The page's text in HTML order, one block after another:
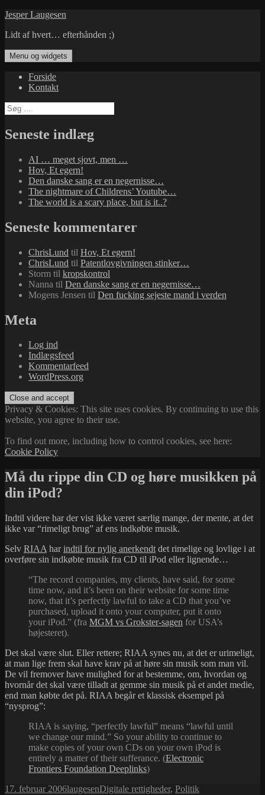
Hop
indhold
Jesper Laugesen
Lidt af hvert… efterhånden ;)
Menu og widgets
Forside
Kontakt
Søg
efter:
Seneste indlæg
AI … meget sjovt, men …
Hov, Et egern!
Den danske sang er en negernisse…
The nightmare of Childrens’ Youtube…
The world is a scary place, but is it..?
Seneste kommentarer
ChrisLund til Hov, Et egern!
ChrisLund til Patentlovgivningen stinker…
Storm til kropskontrol
Nanna til Den danske sang er en negernisse…
Mogens Jensen til Den fucking sejeste mand i verden
Meta
Log ind
Indlægsfeed
Kommentarfeed
WordPress.org
Privacy & Cookies: This site uses cookies. By continuing to use this
website, you agree to their use.
To find out more, including how to control cookies, see here:
Cookie Policy
Må du rippe din CD og høre musikken på
din iPod?
Indtil videre har der vist ikke været særlig mange, der mente, at det
ikke var “rimeligt brug” af ens indkøbte musik.
Selv RIAA harindtil for nylig anerkendt det rimelige og lovlige i at
overføre sin indkøbte musik fra CD til iPod eller lignende…
“The record companies, my clients, have said, for some
time now, and it’s been on their website for some time
now, that it’s perfectly lawful to take a CD that you’ve
purchased, upload it onto your computer, put it onto
your iPod.” (fra MGM vs Grokster-sagen for USA’s
højesteret).
Det skal være slut. Eller rettere; RIAA synes nu, at det er urimeligt,
at man lige frem skal have krav på at høre sin musik som man vil.
De vil fremover have mulighed for at bestemme, om, hvordan og
hvornår det skal være tilladt at gemme sin musik på et andet medie,
end man købte det på. RIAA begår et klassisk eksempel på
“nysprog”:
RIAA is saying, “perfectly lawful” means “lawful until
we change our mind.” So your ability to continue to
make copies of your own CDs on your own iPod is
entirely a matter of their sufferance. (Electronic
Frontiers Foundation Deeplinks)
Udgivet
17. februar 2006Forfatter
laugesenKategorier
Digitale rettigheder, Politik